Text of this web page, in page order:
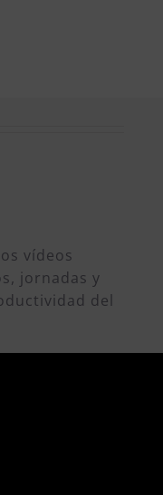
vídeos
jornadas y
del